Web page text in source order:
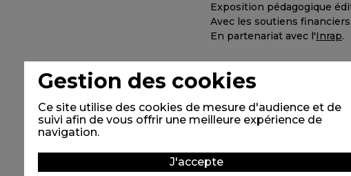
Exposition pédagogique
Avec les soutiens
En partenariat avec l'Inrap.
60,00 €*
POUR COMMANDER
Gestion des cookies
Ce site utilise des cookies de mesure d'audience et de
suivi afin de vous offrir une meilleure expérience de
navigation.
J'accepte